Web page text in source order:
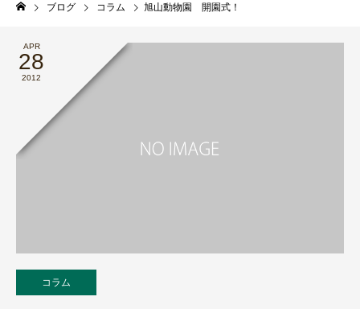
ブログ コラム 旭山動物園 開園式！
APR
28
2012
コラム